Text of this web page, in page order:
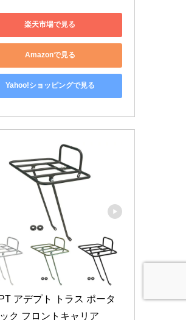
楽天市場で見る
Amazonで見る
Yahoo!ショッピングで見る
アデプト トラス ポータ
ク フロントキャリア